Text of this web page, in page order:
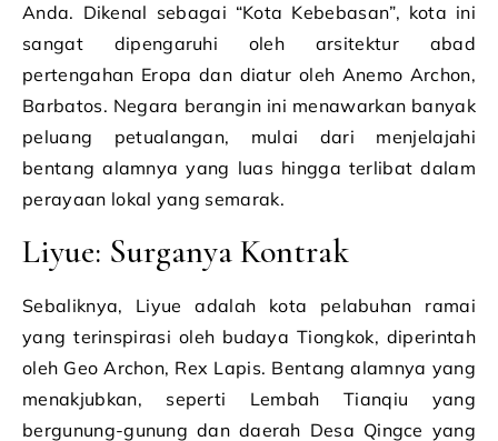
Anda. Dikenal sebagai “Kota Kebebasan”, kota ini
sangat dipengaruhi oleh arsitektur abad
pertengahan Eropa dan diatur oleh Anemo Archon,
Barbatos. Negara berangin ini menawarkan banyak
peluang petualangan, mulai dari menjelajahi
bentang alamnya yang luas hingga terlibat dalam
perayaan lokal yang semarak.
Liyue: Surganya Kontrak
Sebaliknya, Liyue adalah kota pelabuhan ramai
yang terinspirasi oleh budaya Tiongkok, diperintah
oleh Geo Archon, Rex Lapis. Bentang alamnya yang
menakjubkan, seperti Lembah Tianqiu yang
bergunung-gunung dan daerah Desa Qingce yang